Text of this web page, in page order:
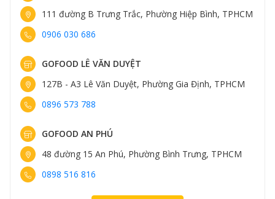
111 đường B Trưng Trắc, Phường Hiệp Bình, TPHCM
0906 030 686
GOFOOD LÊ VĂN DUYỆT
127B - A3 Lê Văn Duyệt, Phường Gia Định, TPHCM
0896 573 788
GOFOOD AN PHÚ
48 đường 15 An Phú, Phường Bình Trưng, TPHCM
0898 516 816